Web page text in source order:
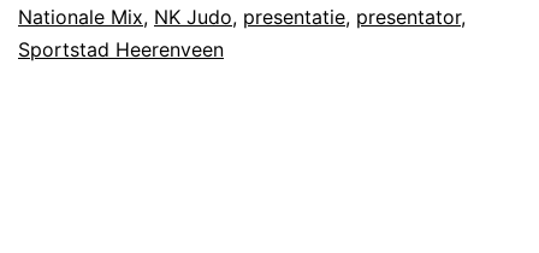
Nationale Mix, NK Judo, presentatie, presentator,
Sportstad Heerenveen